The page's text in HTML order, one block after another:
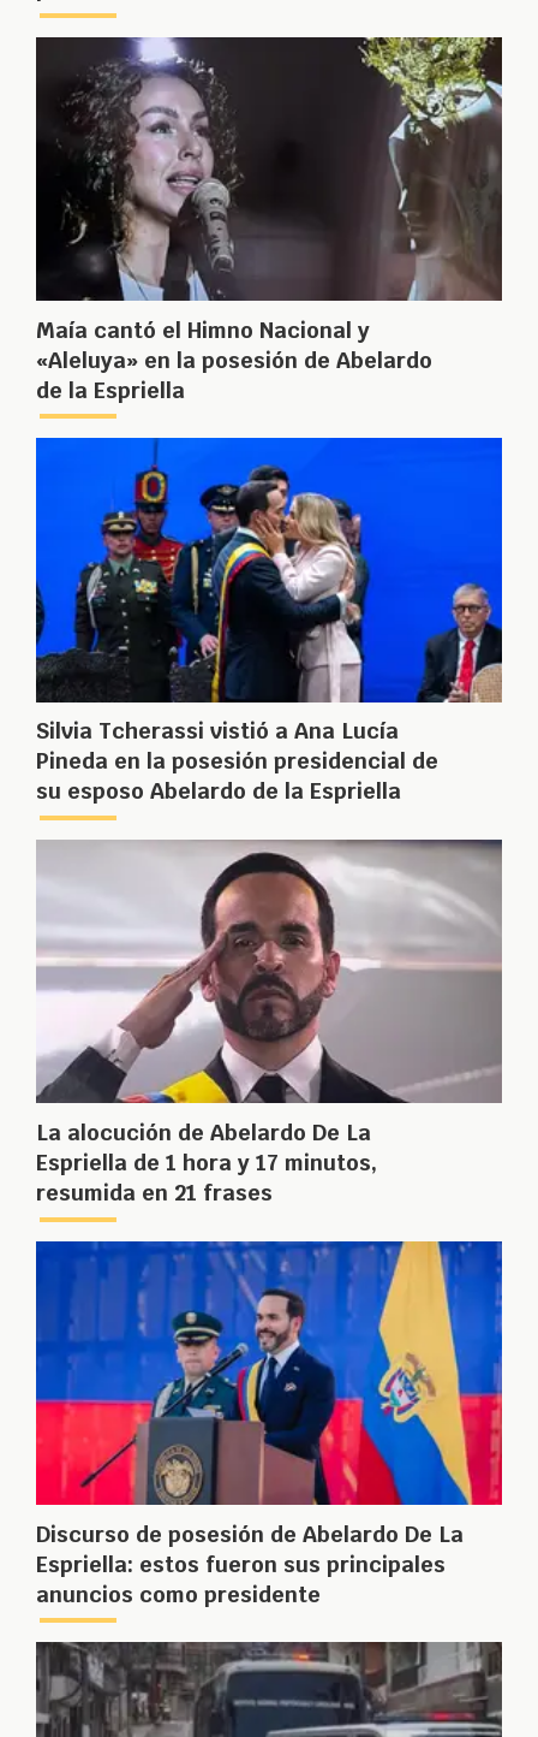
Maía cantó el Himno Nacional y
«Aleluya» en la posesión de Abelardo
de la Espriella
Silvia Tcherassi vistió a Ana Lucía
Pineda en la posesión presidencial de
su esposo Abelardo de la Espriella
La alocución de Abelardo De La
Espriella de 1 hora y 17 minutos,
resumida en 21 frases
Discurso de posesión de Abelardo De La
Espriella: estos fueron sus principales
anuncios como presidente